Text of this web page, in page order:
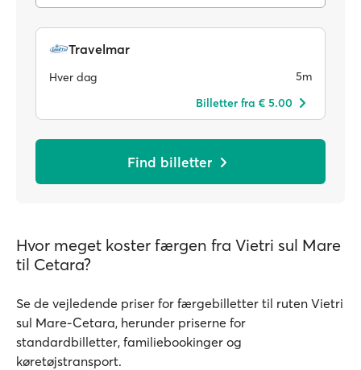
Travelmar
Hver dag
5m
Billetter fra € 5.00
Find billetter
Hvor meget koster færgen fra Vietri sul Mare
til Cetara?
Se de vejledende priser for færgebilletter til ruten Vietri
sul Mare-Cetara, herunder priserne for
standardbilletter, familiebookinger og
køretøjstransport.